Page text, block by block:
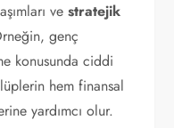
vestratejik
genç
konusunda ciddi
hem finansal
yardımcı olur.